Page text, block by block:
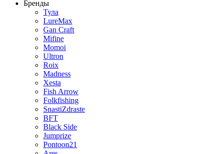
Бренды
Тула
LureMax
Gan Craft
Mifine
Momoi
Ultron
Roix
Madness
Xesta
Fish Arrow
Folkfishing
SnastiZdraste
BFT
Black Side
Jumprize
Pontoon21